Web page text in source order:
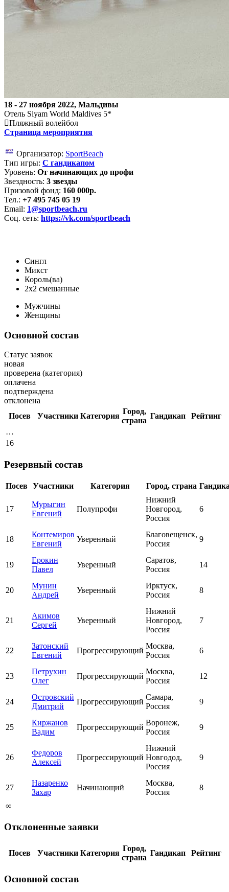
18 - 27 ноября 2022, Мальдивы
Отель Siyam World Maldives 5*
Пляжный волейбол
Страница мероприятия
Организатор: SportBeach
Тип игры: С гандикапом
Уровень: От начинающих до профи
Звездность: 3 звезды
Призовой фонд: 160 000р.
Тел.: +7 495 745 05 19
Email: 1@sportbeach.ru
Соц. сеть: https://vk.com/sportbeach
Сингл
Микст
Король(ва)
2х2 смешанные
Мужчины
Женщины
Основной состав
Статус заявок
новая
проверена (категория)
оплачена
подтверждена
отклонена
Посев
Участники Категория
Город,
страна
Гандикап
Рейтинг
…
16
Резервный состав
Посев Участники Категория Город, страна
17
Мурыгин
Евгений
Полупрофи
Нижний
Новгород,
Россия
6
18
Контемиров
Евгений
Уверенный
Благовещенск,
Россия
9
19
Ерокин
Павел
Уверенный
Саратов,
Россия
14
20
Мунин
Андрей
Уверенный
Ирктуск,
Россия
8
21
Акимов
Сергей
Уверенный
Нижний
Новгород,
Россия
7
22
Затонский
Евгений
Прогрессирующий
Москва,
Россия
6
23
Петрухин
Олег
Прогрессирующий
Москва,
Россия
12
24
Островский
Дмитрий
Прогрессирующий
Самара,
Россия
9
25
Киржанов
Вадим
Прогрессирующий
Воронеж,
Россия
9
26
Федоров
Алексей
Прогрессирующий
Нижний
Новгодод,
Россия
9
27
Назаренко
Захар
Начинающий
Москва,
Россия
8
∞
Отклоненные заявки
Посев Участники Категория
Город,
страна
Гандикап Рейтинг
Основной состав